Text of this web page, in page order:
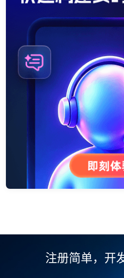
注册简单，开